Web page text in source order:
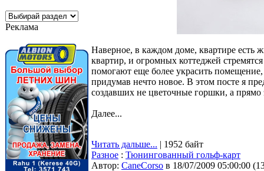
Реклама
Наверное, в каждом доме, квартире
квартир, и огромных коттеджей
помогают еще более украсить
придумав нечто новое. В этом посте я
создавших не цветочные горшки, а прямо
Далее...
Читать дальше... | 1952 байт
Разное : Тюнингованный гольф-карт
Автор: CaneCorso в 18/07/2009 05:00:00 (